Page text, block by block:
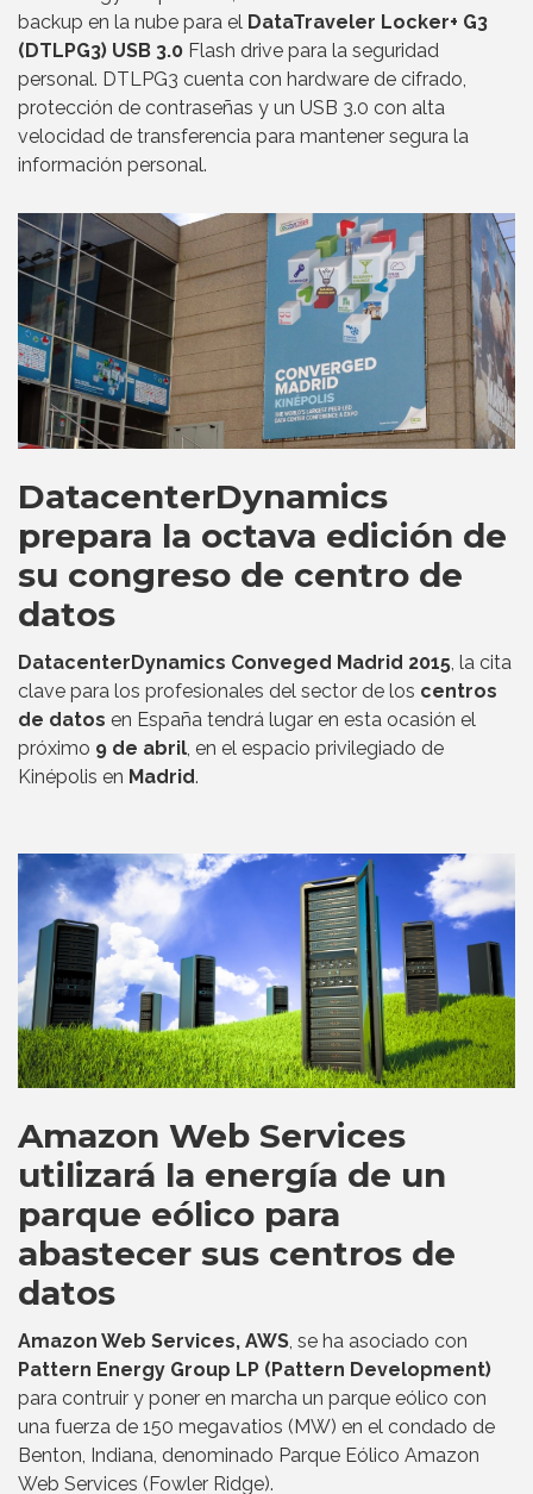
backup en la nube para el DataTraveler Locker+ G3
(DTLPG3) USB 3.0 Flash drive para la seguridad
personal. DTLPG3 cuenta con hardware de cifrado,
protección de contraseñas y un USB 3.0 con alta
velocidad de transferencia para mantener segura la
información personal.
DatacenterDynamics
prepara la octava edición de
su congreso de centro de
datos
DatacenterDynamics Conveged Madrid 2015 , la cita
clave para los profesionales del sector de los centros
de datos en España tendrá lugar en esta ocasión el
próximo 9 de abril , en el espacio privilegiado de
Kinépolis en Madrid.
Amazon Web Services
utilizará la energía de un
parque eólico para
abastecer sus centros de
datos
Amazon Web Services, AWS, se ha asociado con
Pattern Energy Group LP (Pattern Development)
para contruir y poner en marcha un parque eólico con
una fuerza de 150 megavatios (MW) en el condado de
Benton, Indiana, denominado Parque Eólico Amazon
Web Services (Fowler Ridge).